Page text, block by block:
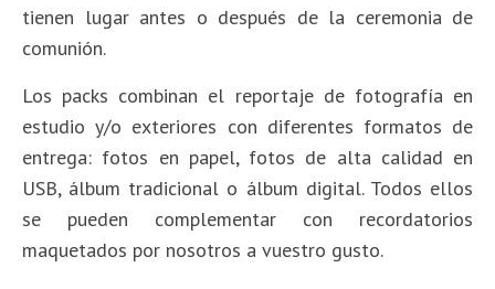
tienen lugar antes o después de la ceremonia de
comunión.
Los packs combinan el reportaje de fotografía en
estudio y/o exteriores con diferentes formatos de
entrega: fotos en papel, fotos de alta calidad en
USB, álbum tradicional o álbum digital. Todos ellos
se pueden complementar con recordatorios
maquetados por nosotros a vuestro gusto.